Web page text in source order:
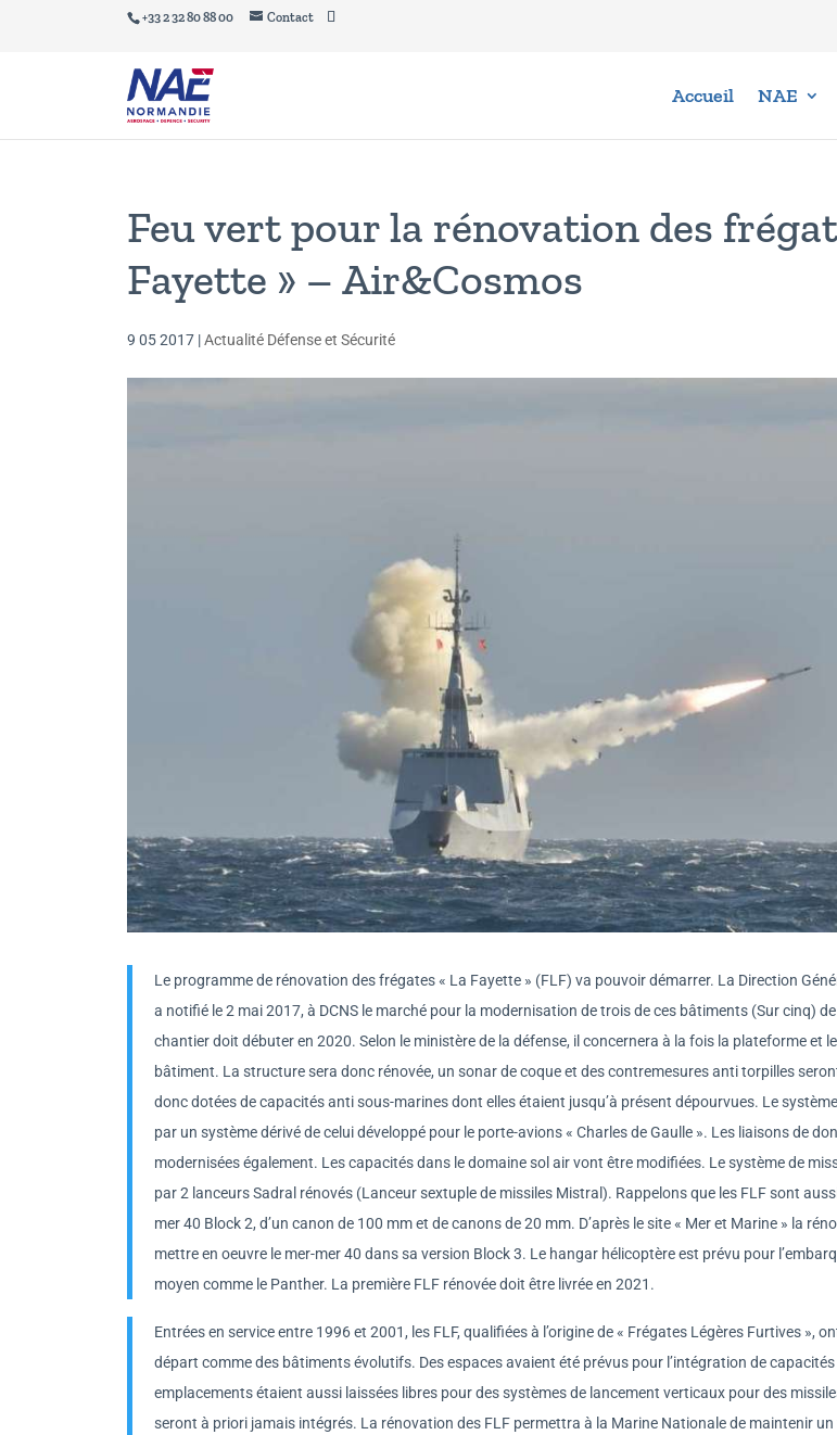
+33 2 32 80 88 00 Contact
Accueil NAE
Feu vert pour la rénovation des
Fayette » – Air&Cosmos
9 05 2017 |Actualité Défense et Sécurité
Le programme de rénovation des frégates « La Fayette » (FLF) va pouvoir démarrer. La Direction
a notifié le 2 mai 2017, à DCNS le marché pour la modernisation de trois de ces bâtiments (Sur cinq)
chantier doit débuter en 2020. Selon le ministère de la défense, il concernera à la fois la plateforme et
bâtiment. La structure sera donc rénovée, un sonar de coque et des contremesures anti torpilles
donc dotées de capacités anti sous-marines dont elles étaient jusqu’à présent dépourvues. Le
par un système dérivé de celui développé pour le porte-avions « Charles de Gaulle ». Les liaisons de
modernisées également. Les capacités dans le domaine sol air vont être modifiées. Le système de
par 2 lanceurs Sadral rénovés (Lanceur sextuple de missiles Mistral). Rappelons que les FLF sont
mer 40 Block 2, d’un canon de 100 mm et de canons de 20 mm. D’après le site « Mer et Marine » la
mettre en oeuvre le mer-mer 40 dans sa version Block 3. Le hangar hélicoptère est prévu pour
moyen comme le Panther. La première FLF rénovée doit être livrée en 2021.
Entrées en service entre 1996 et 2001, les FLF, qualifiées à l’origine de « Frégates Légères Furtives »,
départ comme des bâtiments évolutifs. Des espaces avaient été prévus pour l’intégration de
emplacements étaient aussi laissées libres pour des systèmes de lancement verticaux pour des
seront à priori jamais intégrés. La rénovation des FLF permettra à la Marine Nationale de maintenir